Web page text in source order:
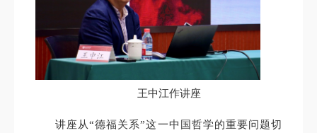
王中江作讲座
讲座从“德福关系”这一中国哲学的重要问题切